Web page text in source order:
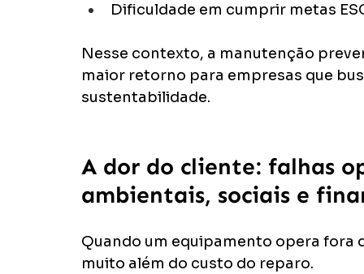
Dificuldade em cumprir metas
Nesse contexto, a manutenção
maior retorno para empresas que
sustentabilidade.
A dor do cliente: falhas
ambientais, sociais e
Quando um equipamento opera fora
muito além do custo do reparo.